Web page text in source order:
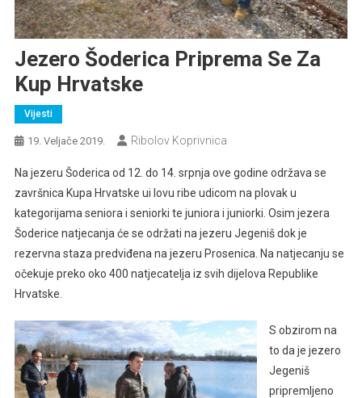
Jezero Šoderica Priprema Se Za
Kup Hrvatske
Vijesti
19. Veljače 2019. Ribolov Koprivnica
Na jezeru Šoderica od 12. do 14. srpnja ove godine održava se
završnica Kupa Hrvatske ui lovu ribe udicom na plovak u
kategorijama seniora i seniorki te juniora i juniorki. Osim jezera
Šoderice natjecanja će se održati na jezeru Jegeniš dok je
rezervna staza predviđena na jezeru Prosenica. Na natjecanju se
očekuje preko oko 400 natjecatelja iz svih dijelova Republike
Hrvatske.
S obzirom na
to da je jezero
Jegeniš
pripremljeno